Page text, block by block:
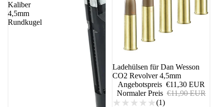
Kaliber
4,5mm
Rundkugel
5%
Ladehülsen für Dan Wesson
CO2 Revolver 4,5mm
Angebotspreis €11,30 EUR
Normaler Preis €11,90 EUR
(1)